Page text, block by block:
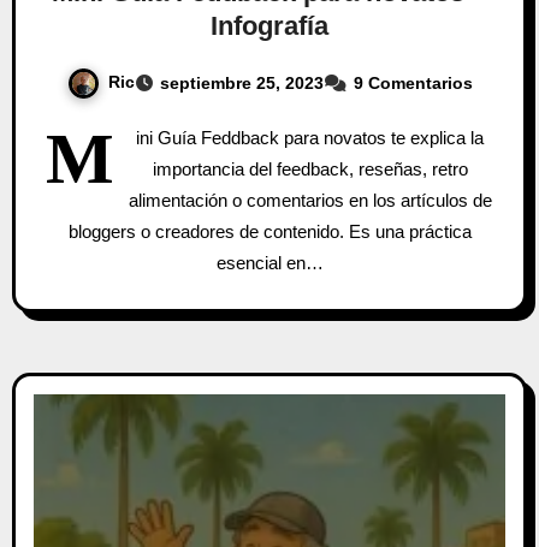
Infografía
Ric septiembre 25, 2023 9 Comentarios
M
ini Guía Feddback para novatos te explica la
importancia del feedback, reseñas, retro
alimentación o comentarios en los artículos de
bloggers o creadores de contenido. Es una práctica
esencial en…